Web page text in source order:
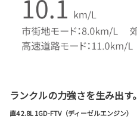
ランクルの力強さを生み出す。
直4 2.8L 1GD-FTV（ディーゼルエンジン）